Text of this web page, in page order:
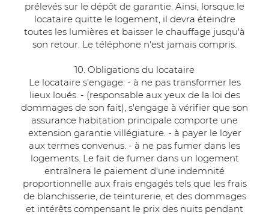
prélevés sur le dépôt de garantie. Ainsi, lorsque le
locataire quitte le logement, il devra éteindre
toutes les lumières et baisser le chauffage jusqu'à
son retour. Le téléphone n'est jamais compris.
10. Obligations du locataire
Le locataire s'engage: - à ne pas transformer les
lieux loués. - (responsable aux yeux de la loi des
dommages de son fait), s'engage à vérifier que son
assurance habitation principale comporte une
extension garantie villégiature. - à payer le loyer
aux termes convenus. - à ne pas fumer dans les
logements. Le fait de fumer dans un logement
entraînera le paiement d'une indemnité
proportionnelle aux frais engagés tels que les frais
de blanchisserie, de teinturerie, et des dommages
et intérêts compensant le prix des nuits pendant